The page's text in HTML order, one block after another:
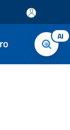
AI